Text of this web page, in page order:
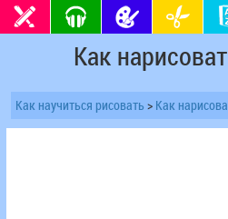
Как
Как научиться рисовать > Как